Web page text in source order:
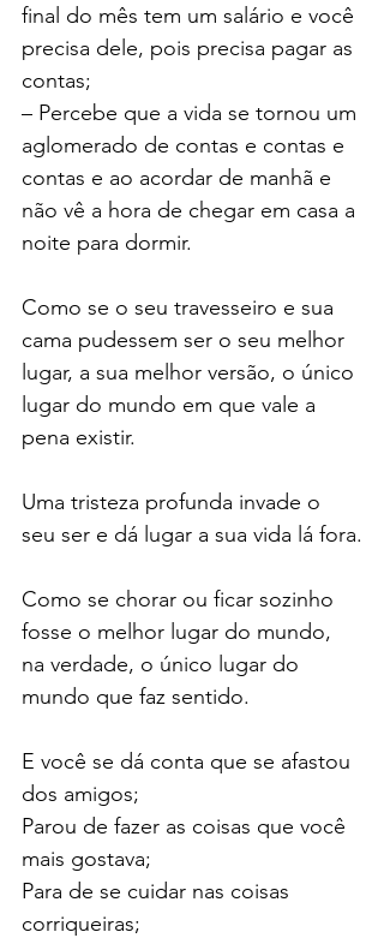
final do mês tem um salário e você
precisa dele, pois precisa pagar as
contas;
– Percebe que a vida se tornou um
aglomerado de contas e contas e
contas e ao acordar de manhã e
não vê a hora de chegar em casa a
noite para dormir.
Como se o seu travesseiro e sua
cama pudessem ser o seu melhor
lugar, a sua melhor versão, o único
lugar do mundo em que vale a
pena existir.
Uma tristeza profunda invade o
seu ser e dá lugar a sua vida lá fora.
Como se chorar ou ficar sozinho
fosse o melhor lugar do mundo,
na verdade, o único lugar do
mundo que faz sentido.
E você se dá conta que se afastou
dos amigos;
Parou de fazer as coisas que você
mais gostava;
Para de se cuidar nas coisas
corriqueiras;